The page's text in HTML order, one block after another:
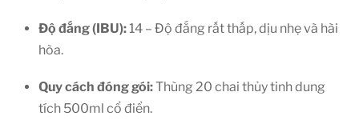
Độ đắng (IBU):14 – Độ đắng rất thấp, dịu nhẹ và hài
hòa.
Quy cách đóng gói:Thùng 20 chai thủy tinh dung
tích 500ml cổ điển.